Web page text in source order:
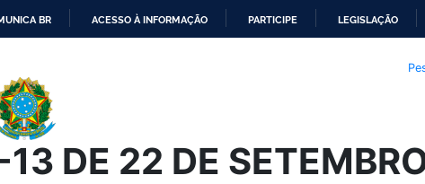
O
CONTEÚDO
BR ACESSO À INFORMAÇÃO PARTICIPE LEGISLAÇÃO
DE 22 DE